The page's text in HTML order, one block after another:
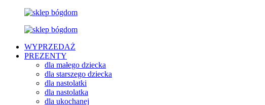
WYPRZEDAŻ
PREZENTY
dla małego dziecka
dla starszego dziecka
dla nastolatki
dla nastolatka
dla ukochanej